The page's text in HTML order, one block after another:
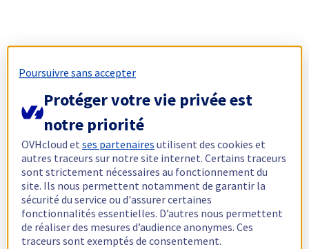
Poursuivre sans accepter
Protéger votre vie privée est
notre priorité
OVHcloud etses partenaires utilisent des cookies et
autres traceurs sur notre site internet. Certains traceurs
sont strictement nécessaires au fonctionnement du
site. Ils nous permettent notamment de garantir la
sécurité du service ou d'assurer certaines
fonctionnalités essentielles. D’autres nous permettent
de réaliser des mesures d’audience anonymes. Ces
traceurs sont exemptés de consentement.